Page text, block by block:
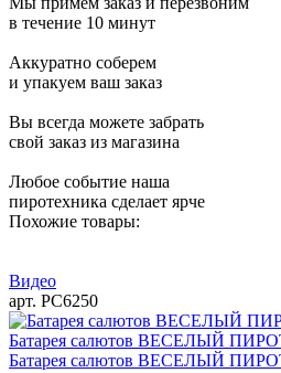
в течение 10 минут
Аккуратно соберем
и упакуем ваш заказ
Вы всегда можете забрать
свой заказ из магазина
Любое событие наша
пиротехника сделает ярче
Похожие товары:
Видео
арт. РС6250
Батарея салютов ВЕСЕЛЫЙ
Батарея салютов ВЕСЕЛЫЙ